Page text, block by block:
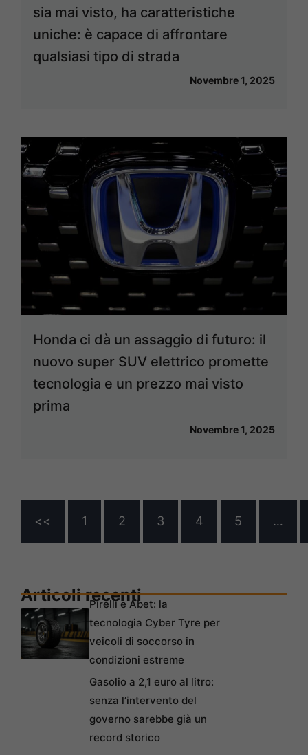
sia mai visto, ha caratteristiche
uniche: è capace di affrontare
qualsiasi tipo di strada
Novembre 1, 2025
Honda ci dà un assaggio di futuro: il
nuovo super SUV elettrico promette
tecnologia e un prezzo mai visto
prima
Novembre 1, 2025
<< 1 2 3 4 5 …
Articoli recenti
Pirelli e Abet: la
tecnologia Cyber Tyre per
veicoli di soccorso in
condizioni estreme
Gasolio a 2,1 euro al litro:
senza l’intervento del
governo sarebbe già un
record storico